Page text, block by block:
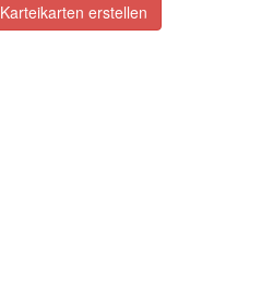
Karteikarten erstellen